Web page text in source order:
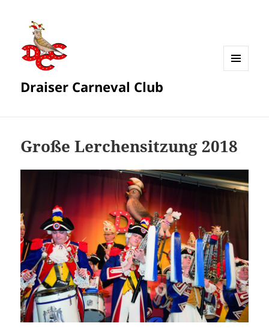
Draiser Carneval Club
Große Lerchensitzung 2018